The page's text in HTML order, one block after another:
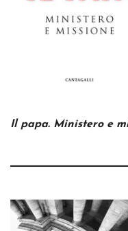
Il papa. Ministero e